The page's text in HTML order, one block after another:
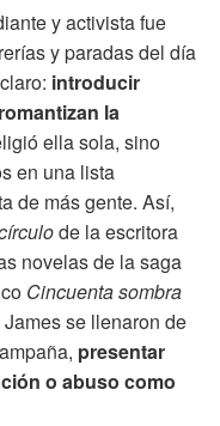
y activista fue
y paradas del día
introducir
la
ella sola, sino
en una lista
de más gente. Así,
de la escritora
novelas de la saga
Cincuenta sombra
se llenaron de
presentar
o abuso como